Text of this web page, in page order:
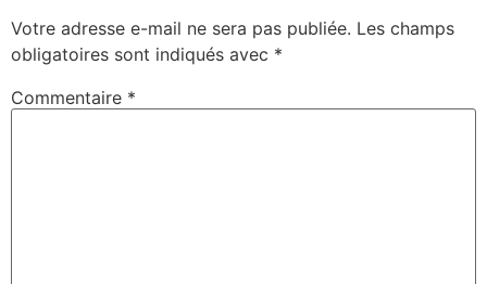
Votre adresse e-mail ne sera pas publiée. Les champs
obligatoires sont indiqués avec *
Commentaire *